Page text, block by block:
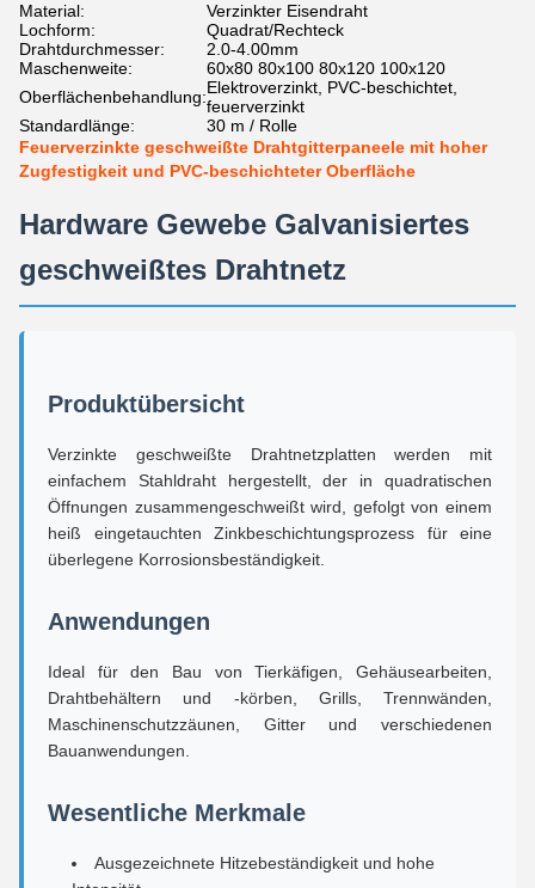
Material:
Verzinkter Eisendraht
Lochform:
Quadrat/Rechteck
Drahtdurchmesser:
2.0-4.00mm
Maschenweite:
60x80 80x100 80x120 100x120
Oberflächenbehandlung:Elektroverzinkt, PVC-beschichtet,
feuerverzinkt
Standardlänge:
30 m / Rolle
Feuerverzinkte geschweißte Drahtgitterpaneele mit hoher
Zugfestigkeit und PVC-beschichteter Oberfläche
Hardware Gewebe Galvanisiertes
geschweißtes Drahtnetz
Produktübersicht
Verzinkte geschweißte Drahtnetzplatten werden mit
einfachem Stahldraht hergestellt, der in quadratischen
Öffnungen zusammengeschweißt wird, gefolgt von einem
heiß eingetauchten Zinkbeschichtungsprozess für eine
überlegene Korrosionsbeständigkeit.
Anwendungen
Ideal für den Bau von Tierkäfigen, Gehäusearbeiten,
Drahtbehältern und -körben, Grills, Trennwänden,
Maschinenschutzzäunen, Gitter und verschiedenen
Bauanwendungen.
Wesentliche Merkmale
Ausgezeichnete Hitzebeständigkeit und hohe